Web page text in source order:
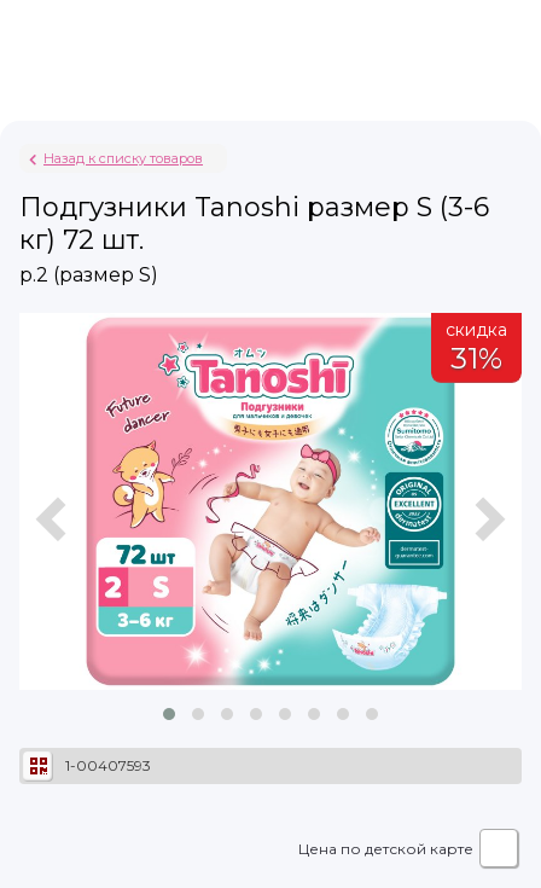
Назад к списку товаров
Подгузники Tanoshi размер S (3-6
кг) 72 шт.
р.2 (размер S)
скидка
31%
1-00407593
Цена по детской карте